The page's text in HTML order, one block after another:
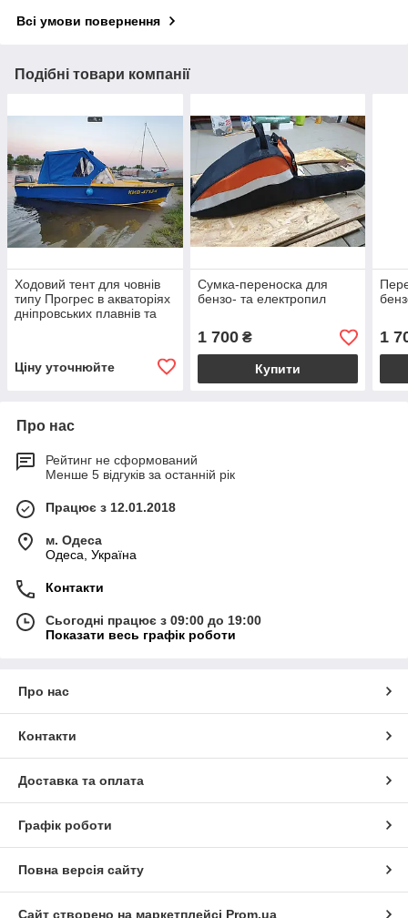
Всі умови повернення
Подібні товари компанії
Ходовий тент для човнів
типу Прогрес в акваторіях
дніпровських плавнів та
Ціну уточнюйте
Сумка-переноска для
бензо- та електропил
1 700₴
Купити
1
Про нас
Рейтинг не сформований
Менше 5 відгуків за останній рік
Працює з 12.01.2018
м. Одеса
Одеса, Україна
Контакти
Сьогодні працює з 09:00 до 19:00
Показати весь графік роботи
Про нас
Контакти
Доставка та оплата
Графік роботи
Повна версія сайту
Сайт створено на маркетплейсі Prom.ua